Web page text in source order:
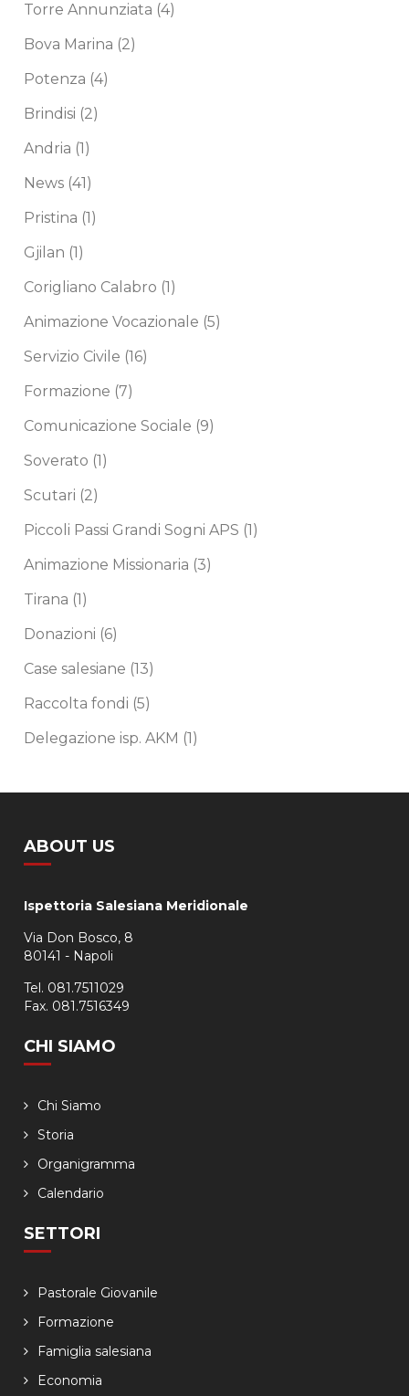
Torre Annunziata (4)
Bova Marina (2)
Potenza (4)
Brindisi (2)
Andria (1)
News (41)
Pristina (1)
Gjilan (1)
Corigliano Calabro (1)
Animazione Vocazionale (5)
Servizio Civile (16)
Formazione (7)
Comunicazione Sociale (9)
Soverato (1)
Scutari (2)
Piccoli Passi Grandi Sogni APS (1)
Animazione Missionaria (3)
Tirana (1)
Donazioni (6)
Case salesiane (13)
Raccolta fondi (5)
Delegazione isp. AKM (1)
ABOUT US
Ispettoria Salesiana Meridionale
Via Don Bosco, 8
80141 - Napoli
Tel. 081.7511029
Fax. 081.7516349
CHI SIAMO
Chi Siamo
Storia
Organigramma
Calendario
SETTORI
Pastorale Giovanile
Formazione
Famiglia salesiana
Economia